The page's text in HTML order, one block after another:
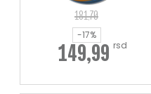
181,70
-17%
149,99 rsd